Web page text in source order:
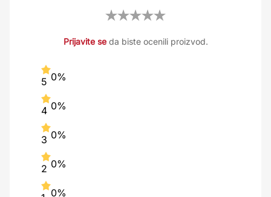
Prijavite seda biste ocenili proizvod.
5 0%
4 0%
3 0%
2 0%
0%